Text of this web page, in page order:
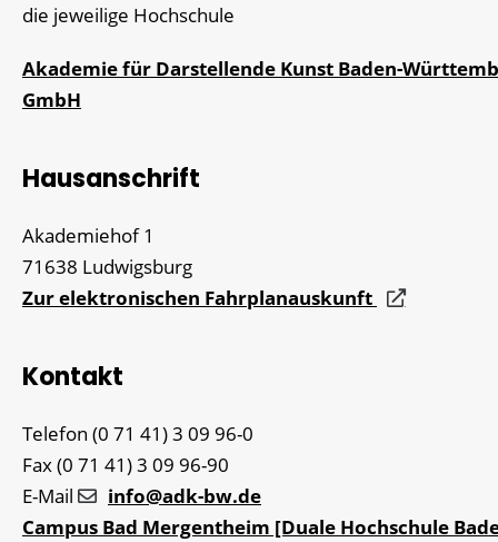
die jeweilige Hochschule
Akademie für Darstellende Kunst Baden-
GmbH
Hausanschrift
Akademiehof 1
71638 Ludwigsburg
Zur elektronischen Fahrplanauskunft
Kontakt
Telefon (0 71 41) 3 09 96-0
Fax(0 71 41) 3 09 96-90
E-Mail
info@adk-bw.de
Campus Bad Mergentheim [Duale Hochschule